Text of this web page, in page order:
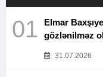
01
Elmar
gözlənilməz
31.07.2026